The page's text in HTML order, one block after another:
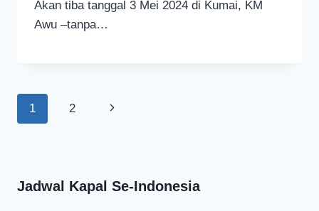
Akan tiba tanggal 3 Mei 2024 di Kumai, KM
Awu –tanpa…
Page
1 2
Next
Jadwal Kapal Se-Indonesia